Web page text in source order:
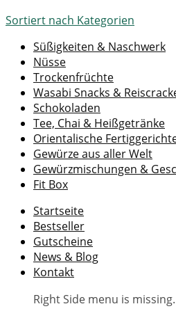
Sortiert nach Kategorien
Süßigkeiten & Naschwerk
Nüsse
Trockenfrüchte
Wasabi Snacks &
Schokoladen
Tee, Chai & Heißgetränke
Orientalische
Gewürze aus aller Welt
Gewürzmischungen &
Fit Box
Startseite
Bestseller
Gutscheine
News & Blog
Kontakt
Right Side menu is missing.